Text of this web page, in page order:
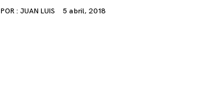
POR : JUAN LUIS 5 abril, 2018